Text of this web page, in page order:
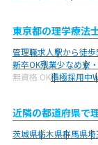
東京都の理学療法
管理職求人駅から徒
新卒OK残業少なめ寮
無資格 OK積極採用中
近隣の都道府県で
茨城県栃木県群馬県埼